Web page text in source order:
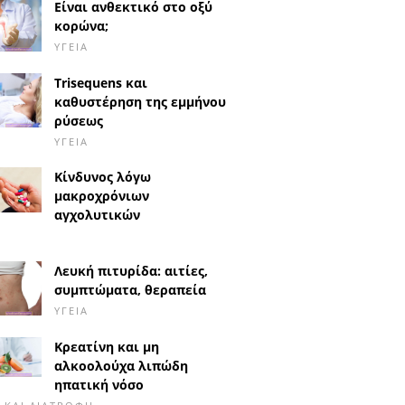
Είναι ανθεκτικό στο οξύ
κορώνα;
ΥΓΕΊΑ
Trisequens και
καθυστέρηση της εμμήνου
ρύσεως
ΥΓΕΊΑ
Κίνδυνος λόγω
μακροχρόνιων
αγχολυτικών
Λευκή πιτυρίδα: αιτίες,
συμπτώματα, θεραπεία
ΥΓΕΊΑ
Κρεατίνη και μη
αλκοολούχα λιπώδη
ηπατική νόσο